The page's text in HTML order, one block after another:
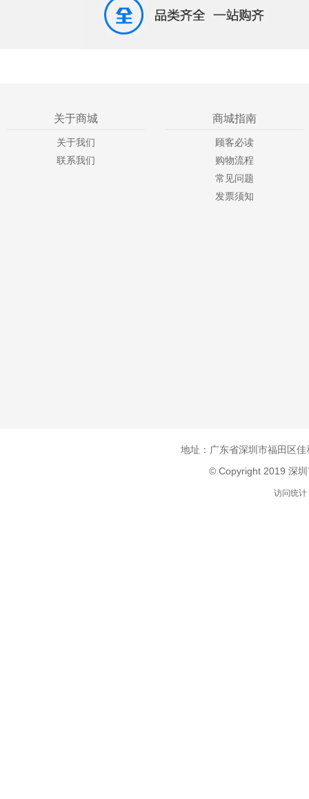
关于商城
关于我们
联系我们
商城指南
顾客必读
购物流程
常见问题
发票须知
地址：广东省深圳市福田区
© Copyright 2019 深
访问统